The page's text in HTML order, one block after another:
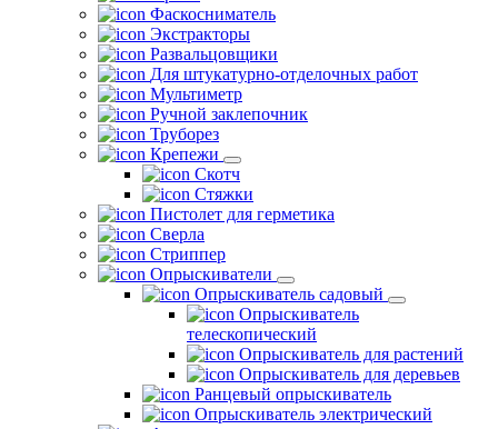
Фаскосниматель
Экстракторы
Развальцовщики
Для штукатурно-отделочных работ
Мультиметр
Ручной заклепочник
Труборез
Крепежи
Скотч
Стяжки
Пистолет для герметика
Сверла
Стриппер
Опрыскиватели
Опрыскиватель садовый
Опрыскиватель
телескопический
Опрыскиватель для растений
Опрыскиватель для деревьев
Ранцевый опрыскиватель
Опрыскиватель электрический